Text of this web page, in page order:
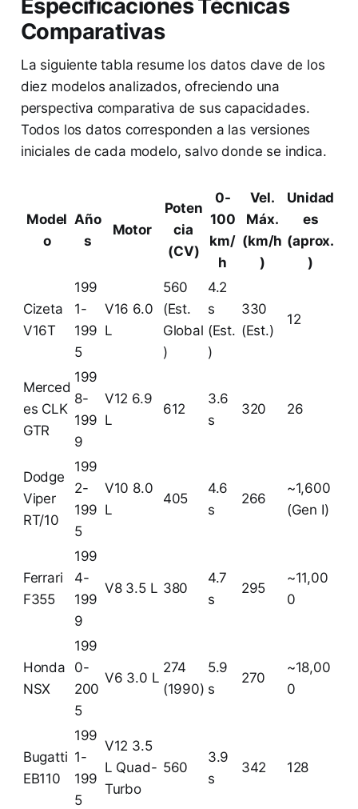
Especificaciones Técnicas
Comparativas
La siguiente tabla resume los datos clave de los
diez modelos analizados, ofreciendo una
perspectiva comparativa de sus capacidades.
Todos los datos corresponden a las versiones
iniciales de cada modelo, salvo donde se indica.
Model
o
Año
s
Motor
Poten
cia
(CV)
0-
100
km/
h
Vel.
Máx.
(km/h
)
Unidad
es
(aprox.
)
Cizeta
V16T
199
1-
199
5
V16 6.0
L
560
(Est.
Global
)
4.2
s
(Est.
)
330
(Est.)
12
Merced
es CLK
GTR
199
8-
199
9
V12 6.9
L
612
3.6
s
320 26
Dodge
Viper
RT/10
199
2-
199
5
V10 8.0
L
405
4.6
s
266
~1,600
(Gen I)
Ferrari
F355
199
4-
199
9
V8 3.5 L 380
4.7
s
295
~11,00
0
Honda
NSX
199
0-
200
5
V6 3.0 L
274
(1990)
5.9
s
270
~18,00
0
Bugatti
EB110
199
1-
199
5
V12 3.5
L Quad-
Turbo
560
3.9
s
342 128